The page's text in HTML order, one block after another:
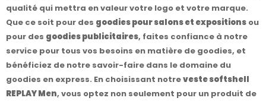
qualité qui mettra en valeur votre logo et votre marque.
Que ce soit pour des goodies pour salons et expositions ou
pour des goodies publicitaires, faites confiance à notre
service pour tous vos besoins en matière de goodies, et
bénéficiez de notre savoir-faire dans le domaine du
goodies en express. En choisissant notreveste softshell
REPLAY Men, vous optez non seulement pour un produit de